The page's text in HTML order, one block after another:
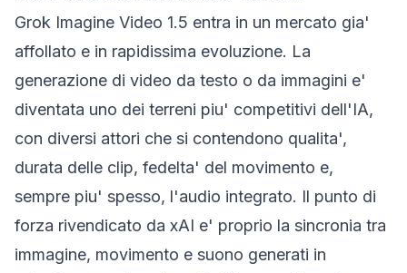
Grok Imagine Video 1.5 entra in un mercato gia'
affollato e in rapidissima evoluzione. La
generazione di video da testo o da immagini e'
diventata uno dei terreni piu' competitivi dell'IA,
con diversi attori che si contendono qualita',
durata delle clip, fedelta' del movimento e,
sempre piu' spesso, l'audio integrato. Il punto di
forza rivendicato da xAI e' proprio la sincronia tra
immagine, movimento e suono generati in